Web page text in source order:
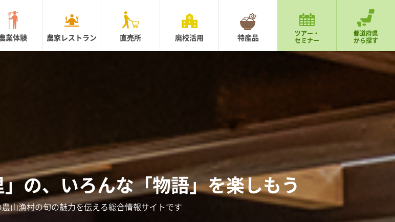
業体験 農家レストラン 直売所 廃校活用 特産品 ツアー・
セミナー
都道府県
から探す
の、 いろんな「物語」を楽しもう
山漁村の旬の魅力を伝える総合情報サイトです